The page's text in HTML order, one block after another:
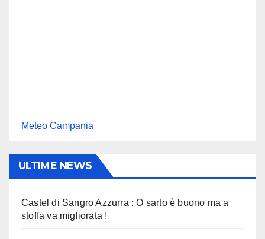
Meteo Campania
ULTIME NEWS
Castel di Sangro Azzurra : O sarto è buono ma a
stoffa va migliorata !